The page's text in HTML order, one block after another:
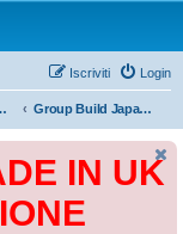
Login
Iscriviti
Build Group Build Japan Style 2017
IN UK